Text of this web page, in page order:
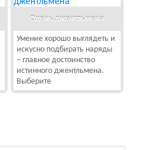
Одень джентльмена
Умение хорошо выглядеть и
искусно подбирать наряды
– главное достоинство
истинного джентльмена.
Выберите